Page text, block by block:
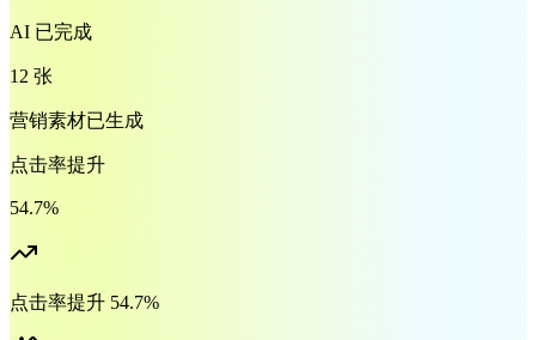
AI 已完成
12 张
营销素材已生成
点击率提升
54.7%
点击率提升 54.7%